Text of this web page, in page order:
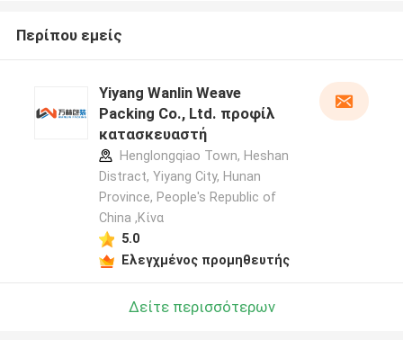
Περίπου εμείς
Yiyang Wanlin Weave
Packing Co., Ltd. προφίλ
κατασκευαστή
Henglongqiao Town, Heshan
Distract, Yiyang City, Hunan
Province, People's Republic of
China ,Κίνα
5.0
Ελεγχμένος προμηθευτής
Δείτε περισσότερων